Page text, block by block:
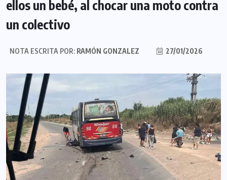
ellos un bebé, al chocar una moto contra
un colectivo
NOTA ESCRITA POR:RAMÓN GONZALEZ 27/01/2026